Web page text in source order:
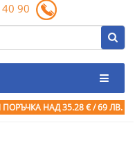
90
ПОРЪЧКА НАД 35.28 € / 69 ЛВ.